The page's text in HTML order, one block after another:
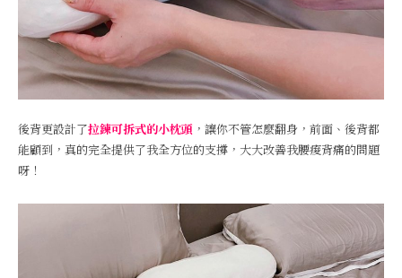
後背更設計了拉鍊可拆式的小枕頭 ，讓你不管怎麼翻身，前面、後背都
能顧到，真的完全提供了我全方位的支撐，大大改善我腰痠背痛的問題
呀！